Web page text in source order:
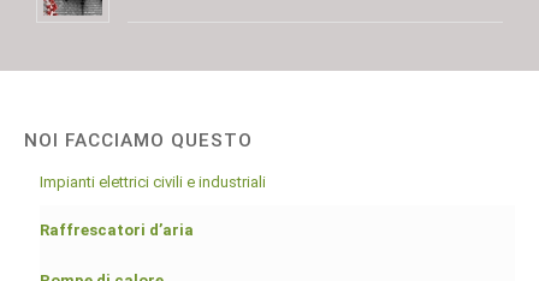
NOI FACCIAMO QUESTO
Impianti elettrici civili e industriali
Raffrescatori d’aria